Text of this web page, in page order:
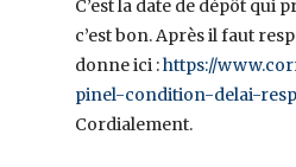
C’est la date de dépôt qui
c’est bon. Après il faut
donne ici :https://
pinel-condition-delai-
Cordialement.